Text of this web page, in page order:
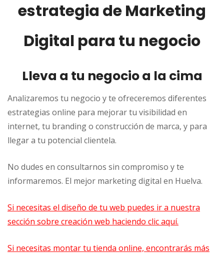
estrategia de Marketing
Digital para tu negocio
Lleva a tu negocio a la cima
Analizaremos tu negocio y te ofreceremos diferentes
estrategias online para mejorar tu visibilidad en
internet, tu branding o construcción de marca, y para
llegar a tu potencial clientela.
No dudes en consultarnos sin compromiso y te
informaremos. El mejor marketing digital en Huelva.
Si necesitas el diseño de tu web puedes ir a nuestra
sección sobre creación web haciendo clic aquí.
Si necesitas montar tu tienda online, encontrarás más